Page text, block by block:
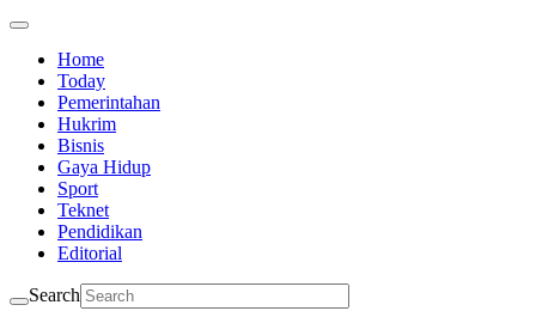
Home
Today
Pemerintahan
Hukrim
Bisnis
Gaya Hidup
Sport
Teknet
Pendidikan
Editorial
Search